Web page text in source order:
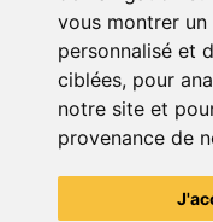
vous montrer un
personnalisé et
ciblées, pour
notre site et
provenance de
figurine one piece oden
Voir